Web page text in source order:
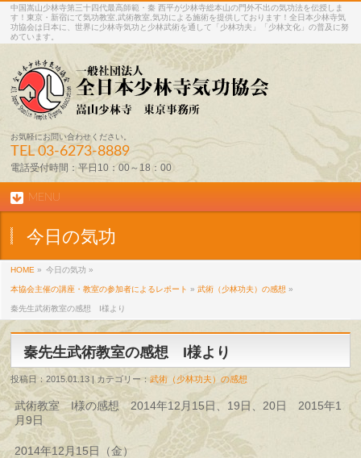
中国嵩山少林寺第三十四代最高師範・秦 西平が少林寺総本山の門外不出の気功法を伝授しま
す！東京・新宿にて気功教室,武術教室,気功による施術を提供しております！全日本少林寺気
功協会は日本に、世界に少林寺気功と少林武術を通して「少林功夫」「少林文化」の普及に努
めています。
お気軽にお問い合わせください。
TEL03-6273-8889
電話受付時間：平日10：00～18：00
MENU
今日の気功
HOME » 今日の気功 »
本協会主催の講座・教室の参加者によるレポート »武術（少林功夫）の感想 »
秦先生武術教室の感想 I様より
秦先生武術教室の感想 I様より
投稿日：2015.01.13 | カテゴリー：武術（少林功夫）の感想
武術教室 I様の感想 2014年12月15日、19日、20日 2015年1
月9日
2014年12月15日（金）